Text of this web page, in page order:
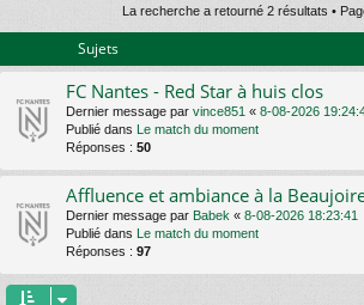
La recherche a retourné 2 résultats •
Sujets
FC Nantes - Red Star à huis clos
Dernier message par vince851 « 8-08-2026
Publié dans Le match du moment
Réponses : 50
Affluence et ambiance à la
Dernier message par Babek « 8-08-2026 18:23:41
Publié dans
Le match du moment
Réponses : 97